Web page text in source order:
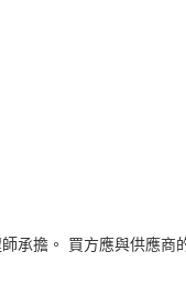
承擔。 買方應與供應商